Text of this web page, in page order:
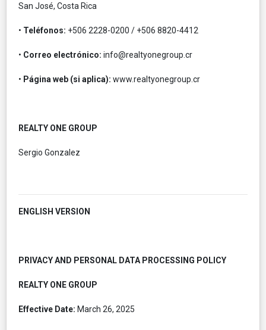
San José, Costa Rica
• Teléfonos: +506 2228-0200 / +506 8820-4412
• Correo electrónico: info@realtyonegroup.cr
• Página web (si aplica): www.realtyonegroup.cr
REALTY ONE GROUP
Sergio Gonzalez
ENGLISH VERSION
PRIVACY AND PERSONAL DATA PROCESSING POLICY
REALTY ONE GROUP
Effective Date: March 26, 2025